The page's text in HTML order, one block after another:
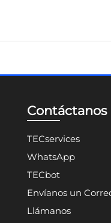
Contáctanos
TECservices
WhatsApp
TECbot
Envíanos un
Llámanos